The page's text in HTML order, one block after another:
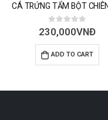
0out of 5
280,000
ADD TO CART